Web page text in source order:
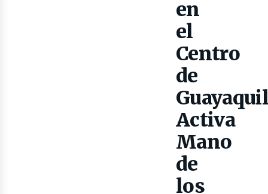
en
el
Centro
de
Activa
Mano
de
los